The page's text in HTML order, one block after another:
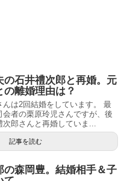
の石井禮次郎と再婚。元
離婚理由は？
んは2回結婚をしています。 最
者の栗原玲児さんですが、後
次郎さんと再婚していま...
記事を読む
の森岡豊。結婚相手＆子